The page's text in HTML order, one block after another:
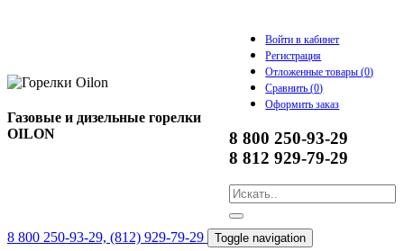
Газовые и дизельные горелки
OILON
Войти в кабинет
Регистрация
Отложенные товары (0)
Сравнить (0)
Оформить заказ
8 800 250-93-29
8 812 929-79-29
8 800 250-93-29, (812) 929-79-29 Toggle navigation